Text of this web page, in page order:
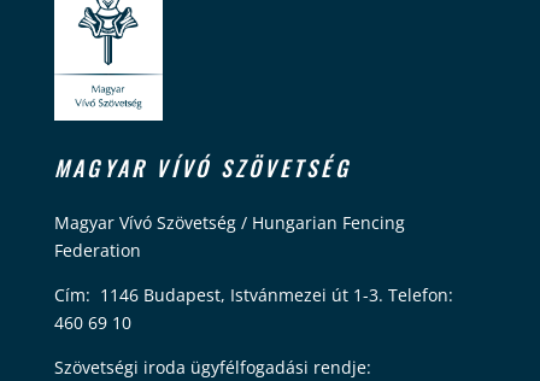
MAGYAR VÍVÓ SZÖVETSÉG
Magyar Vívó Szövetség / Hungarian Fencing
Federation
Cím: 1146 Budapest, Istvánmezei út 1-3. Telefon:
460 69 10
Szövetségi iroda ügyfélfogadási rendje: